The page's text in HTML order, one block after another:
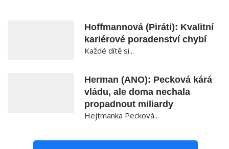
Hoffmannová (Piráti): Kvalitní
kariérové poradenství chybí
Každé dítě si...
Herman (ANO): Pecková kárá
vládu, ale doma nechala
propadnout miliardy
Hejtmanka Pecková...